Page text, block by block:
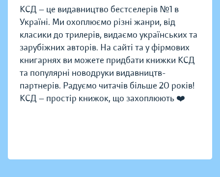
КСД — це видавництво бестселерів №1 в
Україні. Ми охоплюємо різні жанри, від
класики до трилерів, видаємо українських та
зарубіжних авторів. На сайті та у фірмових
книгарнях ви можете придбати книжки КСД
та популярні новодруки видавництв-
партнерів. Радуємо читачів більше 20 років!
КСД — простір книжок, що захоплюють ❤️